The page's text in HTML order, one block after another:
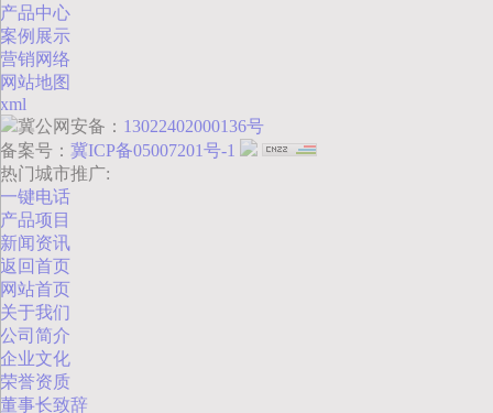
产品中心
案例展示
营销网络
网站地图
xml
冀公网安备： 13022402000136号
备案号： 冀ICP备05007201号-1
热门城市推广:
一键电话
产品项目
新闻资讯
返回首页
网站首页
关于我们
公司简介
企业文化
荣誉资质
董事长致辞